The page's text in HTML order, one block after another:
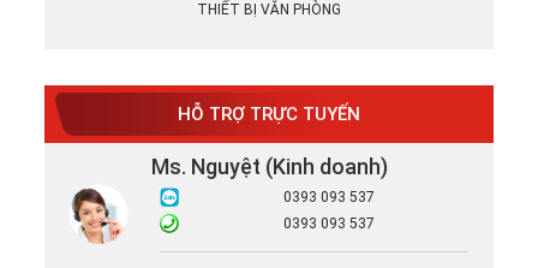
THIẾT BỊ VĂN PHÒNG
HỖ TRỢ TRỰC TUYẾN
Ms. Nguyệt (Kinh doanh)
0393 093 537
0393 093 537